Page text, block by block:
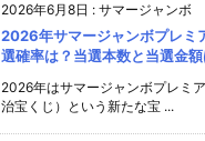
2026年6月8日 : サマージャンボ
2026年サマージャンボプレミ
選確率は？当選本数と当選金額
2026年はサマージャンボプレミ
治宝くじ）という新たな宝 ...